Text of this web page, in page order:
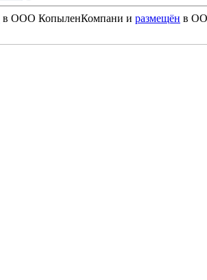
в ООО КопыленКомпани и размещён в